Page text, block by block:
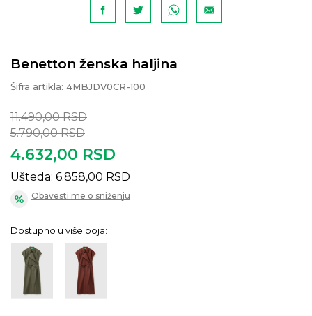
Benetton ženska haljina
Šifra artikla: 4MBJDV0CR-100
11.490,00 RSD
5.790,00 RSD
4.632,00 RSD
Ušteda: 6.858,00 RSD
Obavesti me o sniženju
Dostupno u više boja: